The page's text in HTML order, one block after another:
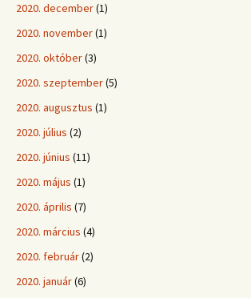
2020. december(1)
2020. november(1)
2020. október(3)
2020. szeptember(5)
2020. augusztus (1)
2020. július (2)
2020. június (11)
2020. május (1)
2020. április (7)
2020. március (4)
2020. február(2)
2020. január(6)